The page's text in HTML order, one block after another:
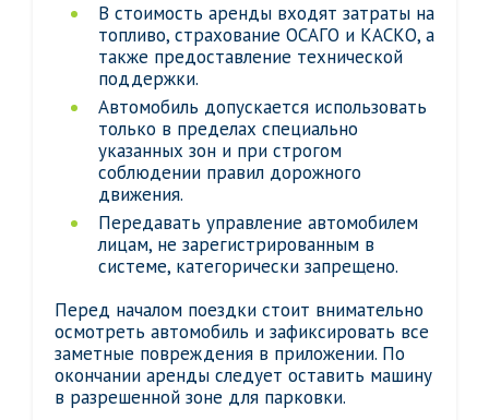
В стоимость аренды входят затраты на
топливо, страхование ОСАГО и КАСКО, а
также предоставление технической
поддержки.
Автомобиль допускается использовать
только в пределах специально
указанных зон и при строгом
соблюдении правил дорожного
движения.
Передавать управление автомобилем
лицам, не зарегистрированным в
системе, категорически запрещено.
Перед началом поездки стоит внимательно
осмотреть автомобиль и зафиксировать все
заметные повреждения в приложении. По
окончании аренды следует оставить машину
в разрешенной зоне для парковки.